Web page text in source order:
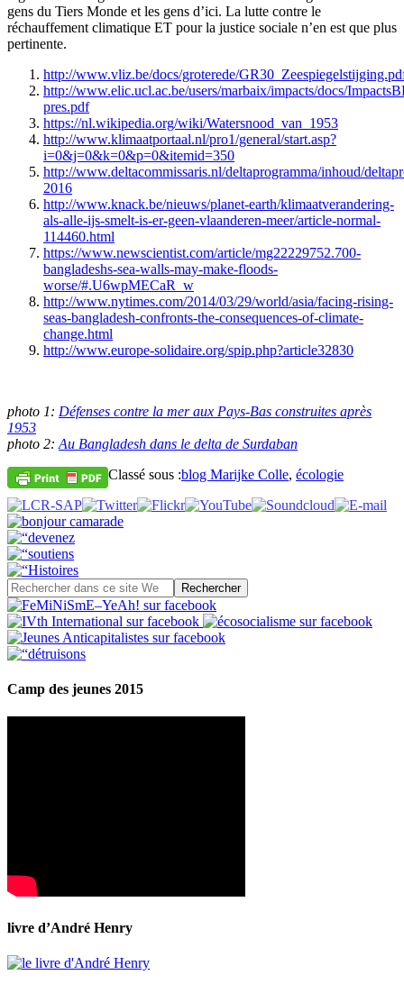
gens du Tiers Monde et les gens d’ici. La lutte contre le
réchauffement climatique ET pour la justice sociale n’en est que plus
pertinente.
http://www.vliz.be/docs/groterede/
http://www.elic.ucl.ac.be/users/marbaix/impacts/docs/
pres.pdf
https://nl.wikipedia.org/wiki/Watersnood_van_1953
http://www.klimaatportaal.nl/pro1/general/start.asp?
i=0&j=0&k=0&p=0&itemid=350
http://www.deltacommissaris.nl/deltaprogramma/inhoud/
2016
http://www.knack.be/nieuws/planet-earth/klimaatverandering-
als-alle-ijs-smelt-is-er-geen-vlaanderen-meer/article-normal-
114460.html
https://www.newscientist.com/article/mg22229752.700-
bangladeshs-sea-walls-may-make-floods-
worse/#.U6wpMECaR_w
http://www.nytimes.com/2014/03/29/world/asia/facing-rising-
seas-bangladesh-confronts-the-consequences-of-climate-
change.html
http://www.europe-solidaire.org/spip.php?article32830
photo 1: Défenses contre la mer aux Pays-Bas construites après
1953
photo 2: Au Bangladesh dans le delta de Surdaban
Classé sous :blog Marijke Colle, écologie
Camp des jeunes 2015
livre d’André Henry